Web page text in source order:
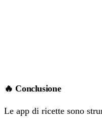
🔥 Conclusione
Le app di ricette sono